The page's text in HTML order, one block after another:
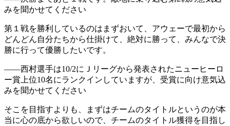
みを聞かせてください
第１戦を勝利しているのはまずおいて、アウェーで最初から
どんどん自分たちから仕掛けて、絶対に勝って、みんなで決
勝に行って優勝したいです。
――西村選手は10/2にＪリーグから発表されたニューヒーロ
ー賞上位10名にランクインしていますが、受賞に向け意気込
みを聞かせてください
そこを目指すよりも、まずはチームのタイトルというのが本
当に心の底から欲しいので、チームのタイトル獲得を目指し